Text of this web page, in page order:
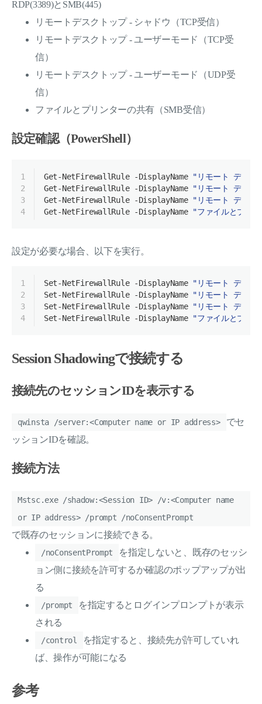
RDP(3389)とSMB(445)
リモートデスクトップ - シャドウ（TCP受信）
リモートデスクトップ - ユーザーモード（TCP受
信）
リモートデスクトップ - ユーザーモード（UDP受
信）
ファイルとプリンターの共有（SMB受信）
設定確認（PowerShell）
1
2
3
4
Get-NetFirewallRule -DisplayName "リモート デス
Get-NetFirewallRule
-DisplayName "リモート デス
Get-NetFirewallRule
-DisplayName "リモート デス
Get-NetFirewallRule
-DisplayName "ファイルとプリ
設定が必要な場合、以下を実行。
1
2
3
4
Set-NetFirewallRule -DisplayName "リモート デス
Set-NetFirewallRule
-DisplayName "リモート デス
Set-NetFirewallRule
-DisplayName "リモート デス
Set-NetFirewallRule
-DisplayName "ファイルとプリ
Session Shadowingで接続する
接続先のセッションIDを表示する
qwinsta /server:<Computer name or IP address>
でセ
ッションIDを確認。
接続方法
Mstsc.exe /shadow:<Session ID> /v:<Computer name
or IP address> /prompt /noConsentPrompt
で既存のセッションに接続できる。
/noConsentPrompt
を指定しないと、既存のセッシ
ョン側に接続を許可するか確認のポップアップが出
る
/prompt
を指定するとログインプロンプトが表示
される
/control
を指定すると、接続先が許可していれ
ば、操作が可能になる
参考